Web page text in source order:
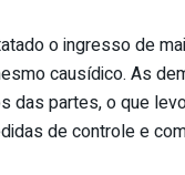
o ingresso de
causídico. As
das partes, o que
de controle e